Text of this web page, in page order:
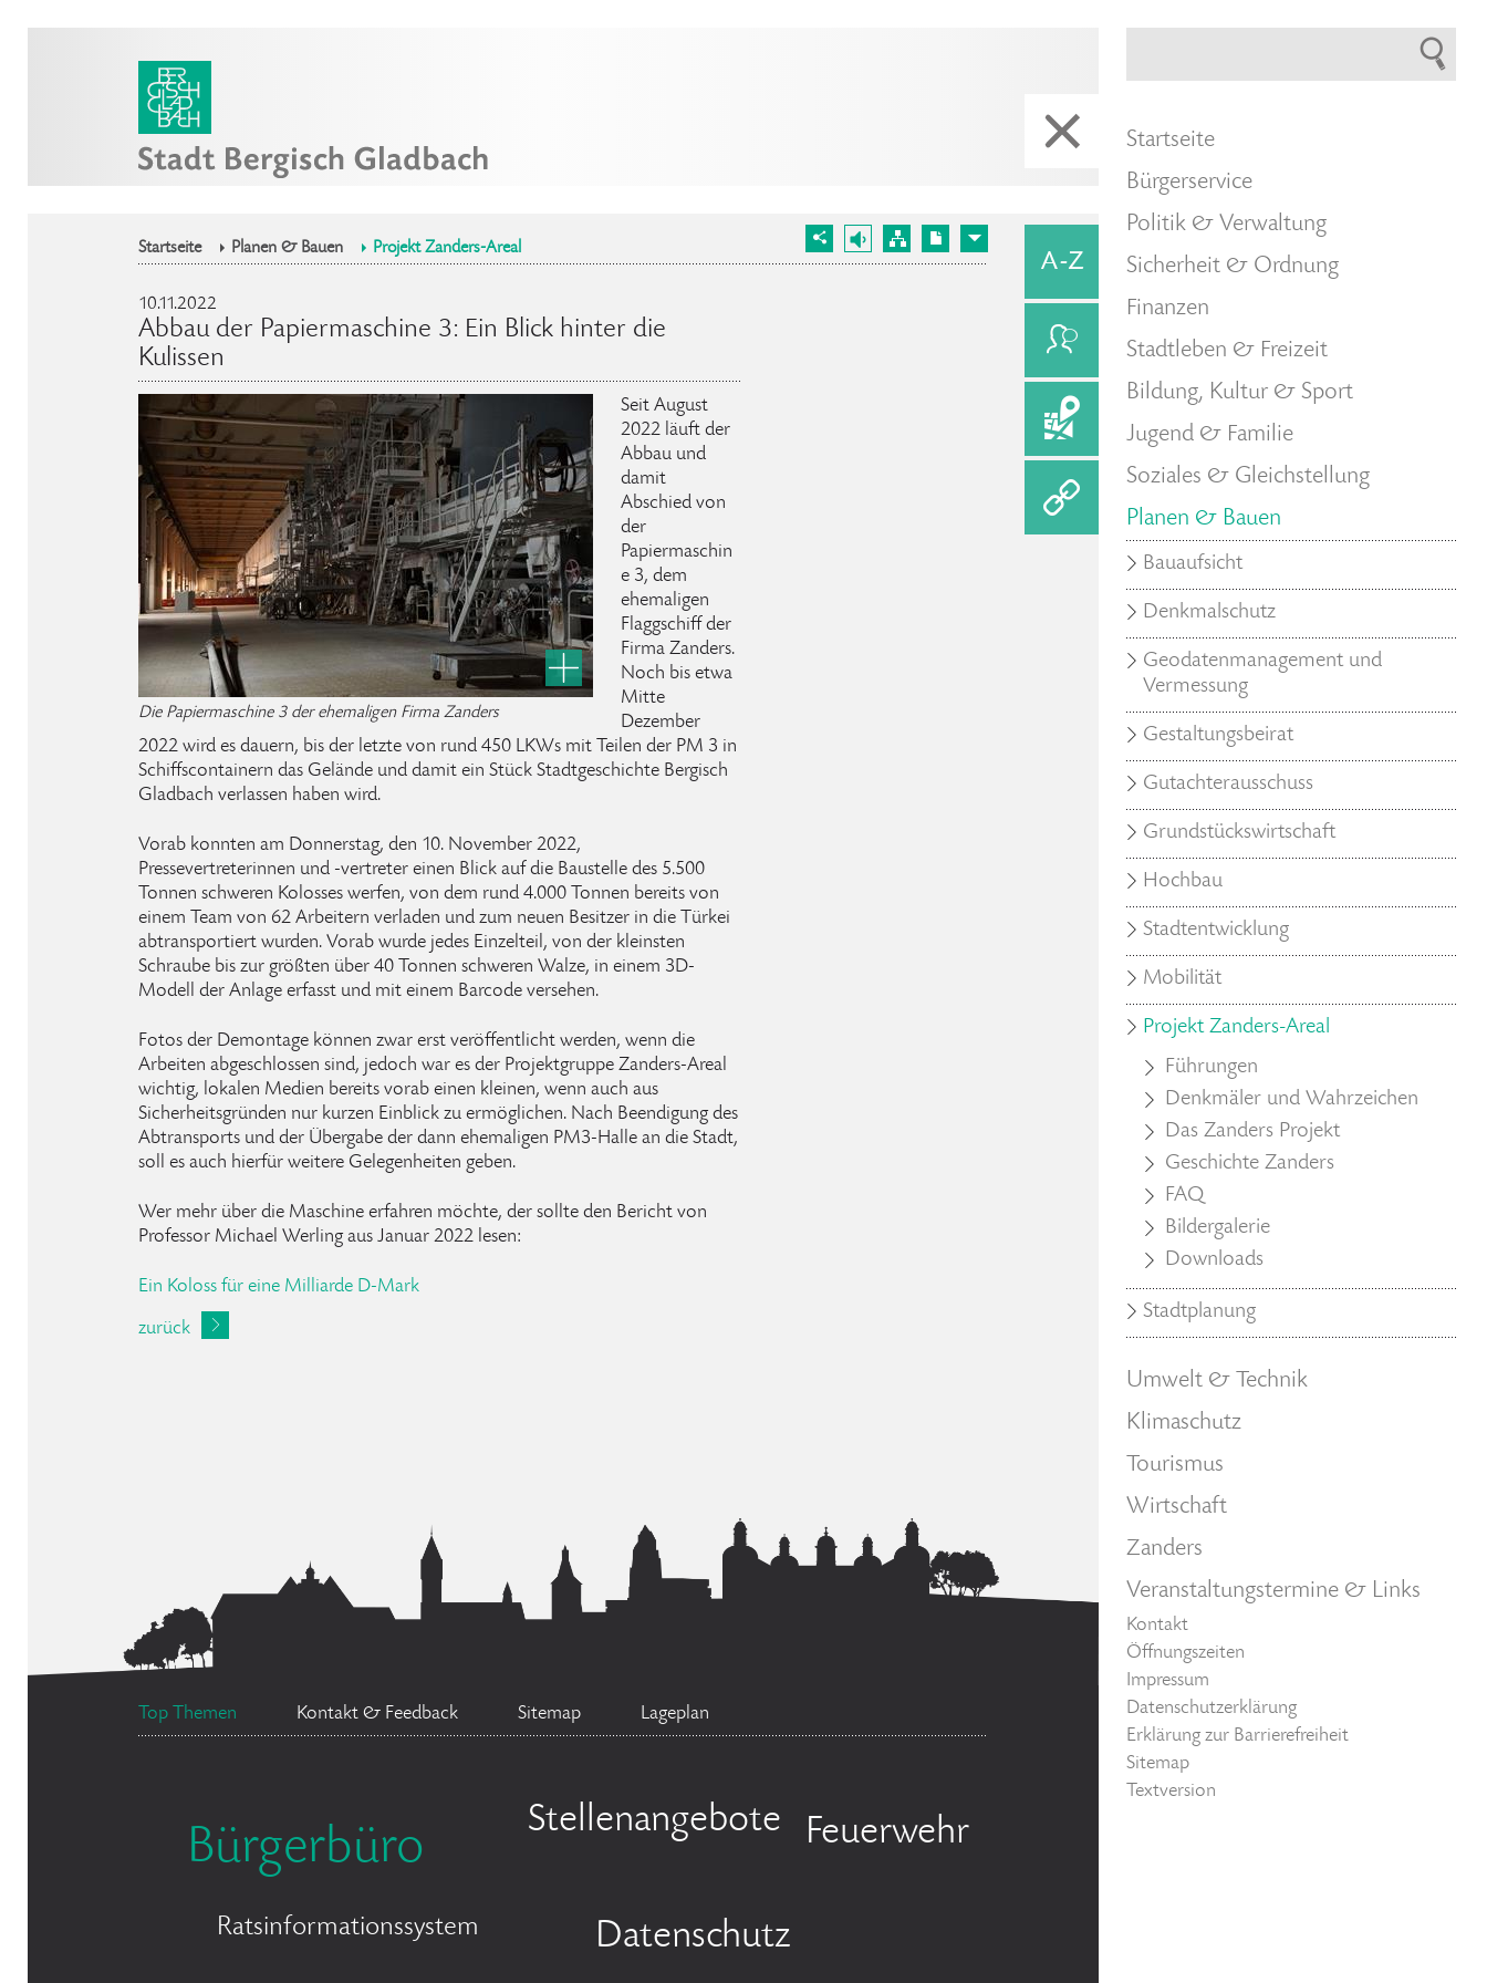
Startseite Planen & Bauen Projekt Zanders-Areal
10.11.2022
Abbau der Papiermaschine 3: Ein Blick hinter die
Kulissen
Die Papiermaschine 3 der ehemaligen Firma Zanders
Seit August
2022 läuft der
Abbau und
damit
Abschied von
der
Papiermaschin
e 3, dem
ehemaligen
Flaggschiff der
Firma Zanders.
Noch bis etwa
Mitte
Dezember
2022 wird es dauern, bis der letzte von rund 450 LKWs mit Teilen der PM 3 in
Schiffscontainern das Gelände und damit ein Stück Stadtgeschichte Bergisch
Gladbach verlassen haben wird.
Vorab konnten am Donnerstag, den 10. November 2022,
Pressevertreterinnen und -vertreter einen Blick auf die Baustelle des 5.500
Tonnen schweren Kolosses werfen, von dem rund 4.000 Tonnen bereits von
einem Team von 62 Arbeitern verladen und zum neuen Besitzer in die Türkei
abtransportiert wurden. Vorab wurde jedes Einzelteil, von der kleinsten
Schraube bis zur größten über 40 Tonnen schweren Walze, in einem 3D-
Modell der Anlage erfasst und mit einem Barcode versehen.
Fotos der Demontage können zwar erst veröffentlicht werden, wenn die
Arbeiten abgeschlossen sind, jedoch war es der Projektgruppe Zanders-Areal
wichtig, lokalen Medien bereits vorab einen kleinen, wenn auch aus
Sicherheitsgründen nur kurzen Einblick zu ermöglichen. Nach Beendigung des
Abtransports und der Übergabe der dann ehemaligen PM3-Halle an die Stadt,
soll es auch hierfür weitere Gelegenheiten geben.
Wer mehr über die Maschine erfahren möchte, der sollte den Bericht von
Professor Michael Werling aus Januar 2022 lesen:
Ein Koloss für eine Milliarde D-Mark
zurück
Top Themen Kontakt & Feedback Sitemap Lageplan
Bürgerbüro
Stellenangebote Feuerwehr
Ratsinformationssystem Datenschutz
Startseite
Bürgerservice
Politik & Verwaltung
Sicherheit & Ordnung
Finanzen
Stadtleben & Freizeit
Bildung, Kultur & Sport
Jugend & Familie
Soziales & Gleichstellung
Planen & Bauen
Bauaufsicht
Denkmalschutz
Geodatenmanagement und
Vermessung
Gestaltungsbeirat
Gutachterausschuss
Grundstückswirtschaft
Hochbau
Stadtentwicklung
Mobilität
Projekt Zanders-Areal
Führungen
Denkmäler und Wahrzeichen
Das Zanders Projekt
Geschichte Zanders
FAQ
Bildergalerie
Downloads
Stadtplanung
Umwelt & Technik
Klimaschutz
Tourismus
Wirtschaft
Zanders
Veranstaltungstermine & Links
Kontakt
Öffnungszeiten
Impressum
Datenschutzerklärung
Erklärung zur Barrierefreiheit
Sitemap
Textversion